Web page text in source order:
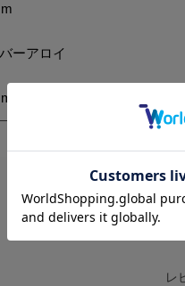
ーアロイ
レ